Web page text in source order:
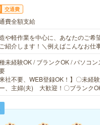
交通費
費全額支給
や軽作業を中心に、あなたのご希
紹介します！＼例えばこんなお仕
未経験OK / ブランクOK / パソコ
来社不要、WEB登録OK！】〇未経
、主婦(夫) 大歓迎！〇ブランク